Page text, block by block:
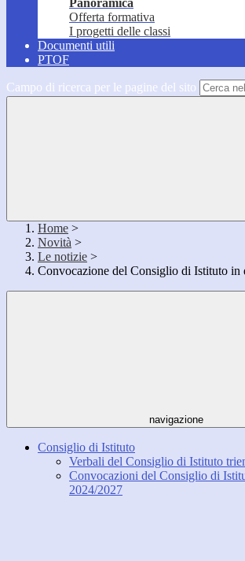
Panoramica
Offerta formativa
I progetti delle classi
Documenti utili
PTOF
Campo di ricerca per le pagine del sito
Home >
Novità >
Le notizie >
Convocazione del Consiglio di Istituto in
navigazione
Consiglio di Istituto
Verbali del Consiglio di Istituto
Convocazioni del Consiglio di
2024/2027